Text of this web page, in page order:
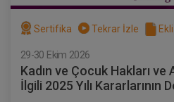
Sertifika Tekrar İzle
29-30 Ekim 2026
Kadın ve Çocuk Hakları ve
İlgili 2025 Yılı Kararlarının